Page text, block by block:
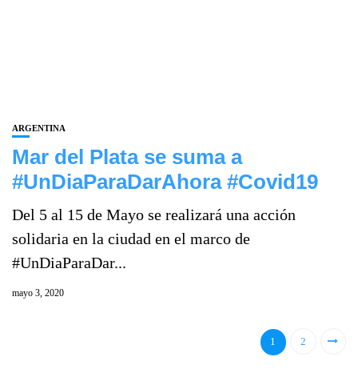
ARGENTINA
Mar del Plata se suma a
#UnDiaParaDarAhora #Covid19
Del 5 al 15 de Mayo se realizará una acción
solidaria en la ciudad en el marco de
#UnDiaParaDar...
mayo 3, 2020
1 2